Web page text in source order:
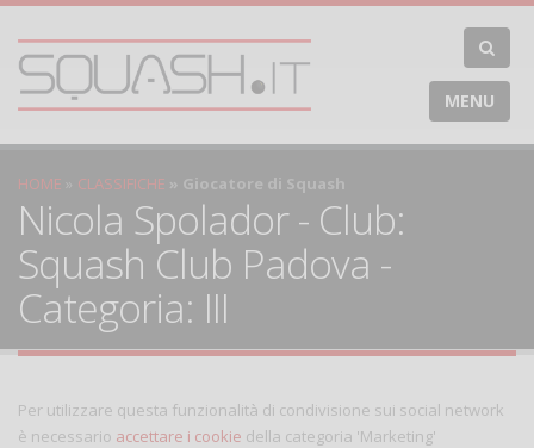
MENU
HOME CLASSIFICHE Giocatore di Squash
Nicola Spolador - Club:
Squash Club Padova -
Categoria: III
Per utilizzare questa funzionalità di condivisione sui social network
è necessario accettare i cookie della categoria 'Marketing'